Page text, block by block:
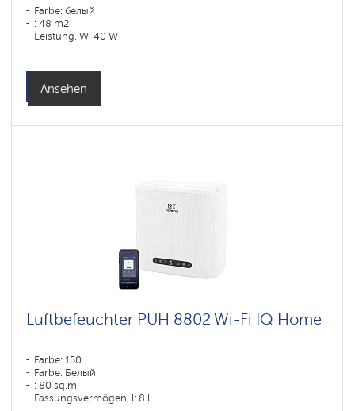
Farbe: белый
: 48 m2
Leistung, W: 40 W
Ansehen
Luftbefeuchter PUH 8802 Wi-Fi IQ Home
Farbe: 150
Farbe: Белый
: 80 sq.m
Fassungsvermögen, l: 8 l